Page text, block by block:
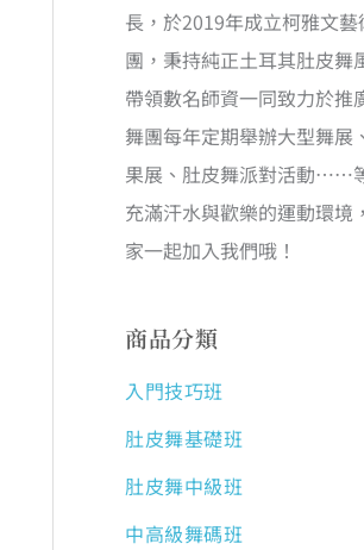
長，於2019年成立柯雅文藝
團，秉持純正土耳其肚皮舞
帶領數名師資一同致力於推
舞團每年定期舉辦大型舞展
果展、肚皮舞派對活動……
充滿汗水與歡樂的運動環境
家一起加入我們哦！
商品分類
入門技巧班
肚皮舞基礎班
肚皮舞中級班
中高級舞碼班